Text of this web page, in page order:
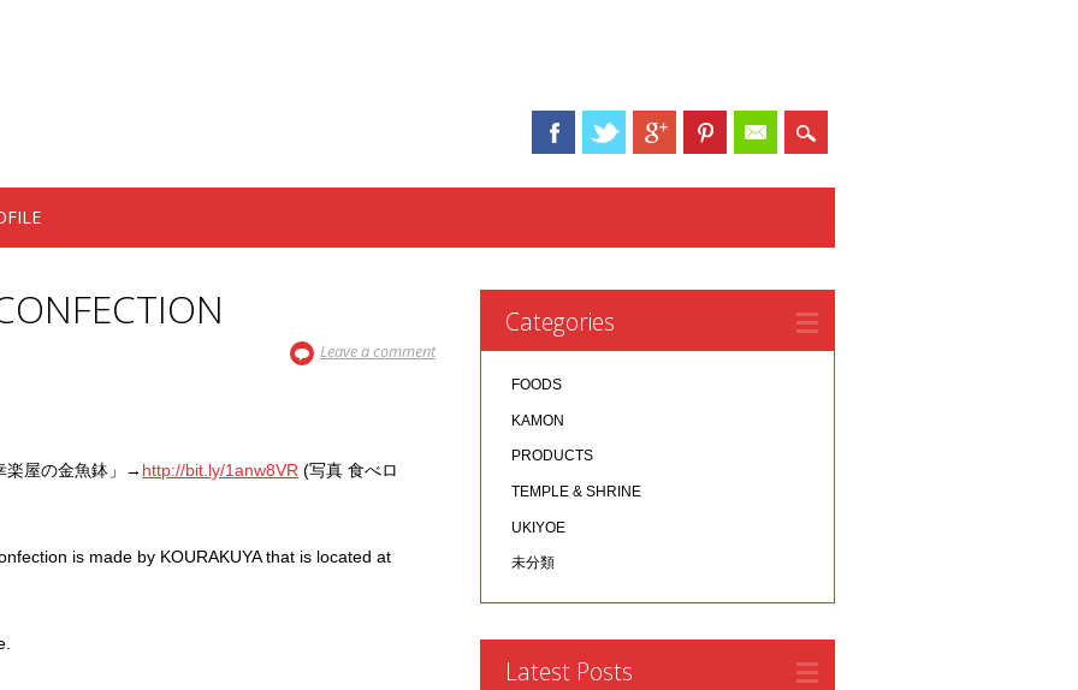
Leave a comment
楽屋の金魚鉢」→ http://bit.ly/1anw8VR (写真 食べロ
is made by KOURAKUYA that is located at
Categories
FOODS
KAMON
PRODUCTS
TEMPLE & SHRINE
UKIYOE
未分類
Latest Posts